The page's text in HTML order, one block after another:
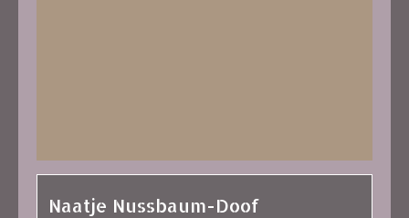
Naatje Nussbaum-Doof